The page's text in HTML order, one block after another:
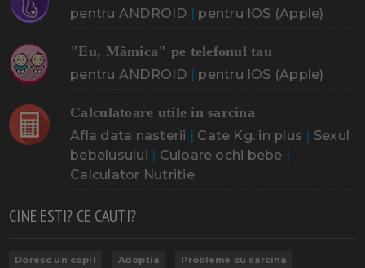
pentru ANDROID pentru IOS (Apple)
"Eu, Mămica" pe telefonul tau
pentru ANDROID pentru IOS (Apple)
Calculatoare utile in sarcina
Afla data nasterii Cate Kg. in plus
Sexul
bebelusului
Culoare ochi bebe
Calculator Nutritie
CINE ESTI? CE CAUTI?
Doresc un copil Adoptia Probleme cu sarcina